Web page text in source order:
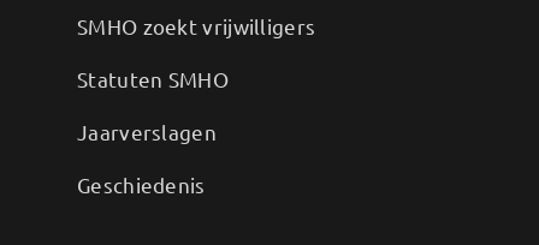
SMHO zoekt vrijwilligers
Statuten SMHO
Jaarverslagen
Geschiedenis